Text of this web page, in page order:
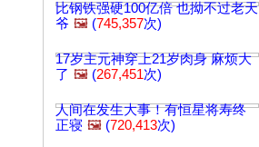
比钢铁强硬100亿倍 也拗不过老天
爷 🖼️ (745,357次)
17岁主元神穿上21岁肉身 麻烦大
了 🖼️ (267,451次)
人间在发生大事！有恒星将寿终
正寝 🖼️ (720,413次)